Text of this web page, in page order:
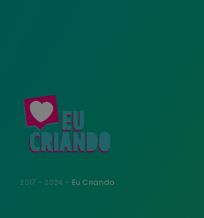
2017 - 2024 - Eu Criando